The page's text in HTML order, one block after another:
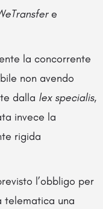
e
la concorrente
non avendo
dalla lex specialis,
invece la
rigida
l’obbligo per
telematica una